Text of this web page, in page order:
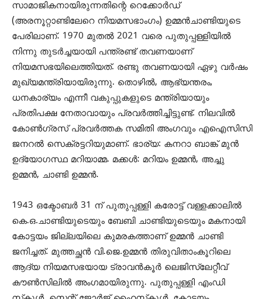
സാമാജികനായിരുന്നതിന്റെ റെക്കോര്‍ഡ്
(അരനൂറ്റാണ്ടിലേറെ നിയമസഭാംഗം) ഉമ്മന്‍ചാണ്ടിയുടെ
പേരിലാണ്. 1970 മുതല്‍ 2021 വരെ പുതുപ്പള്ളിയില്‍
നിന്നു തുടര്‍ച്ചയായി പന്ത്രണ്ട് തവണയാണ്
നിയമസഭയിലെത്തിയത്. രണ്ടു തവണയായി ഏഴു വര്‍ഷം
മുഖ്യമന്ത്രിയായിരുന്നു. തൊഴില്‍, ആഭ്യന്തരം,
ധനകാര്യം എന്നീ വകുപ്പുകളുടെ മന്ത്രിയായും
പ്രതിപക്ഷ നേതാവായും പ്രവര്‍ത്തിച്ചിട്ടുണ്ട്. നിലവില്‍
കോണ്‍ഗ്രസ് പ്രവര്‍ത്തക സമിതി അംഗവും എഐസിസി
ജനറല്‍ സെക്രട്ടറിയുമാണ്. ഭാര്യ: കനറാ ബാങ്ക് മുന്‍
ഉദ്യോഗസ്ഥ മറിയാമ്മ. മക്കള്‍: മറിയം ഉമ്മന്‍, അച്ചു
ഉമ്മന്‍, ചാണ്ടി ഉമ്മന്‍.
1943 ഒക്ടോബര്‍ 31 ന് പുതുപ്പള്ളി കരോട്ട് വള്ളക്കാലില്‍
കെ.ഒ.ചാണ്ടിയുടെയും ബേബി ചാണ്ടിയുടെയും മകനായി
കോട്ടയം ജില്ലയിലെ കുമരകത്താണ് ഉമ്മന്‍ ചാണ്ടി
ജനിച്ചത്. മുത്തച്ഛന്‍ വി.ജെ.ഉമ്മന്‍ തിരുവിതാംകൂറിലെ
ആദ്യ നിയമസഭയായ ട്രാവന്‍കൂര്‍ ലെജിസ്ലേറ്റീവ്
കൗണ്‍സിലില്‍ അംഗമായിരുന്നു. പുതുപ്പള്ളി എംഡി